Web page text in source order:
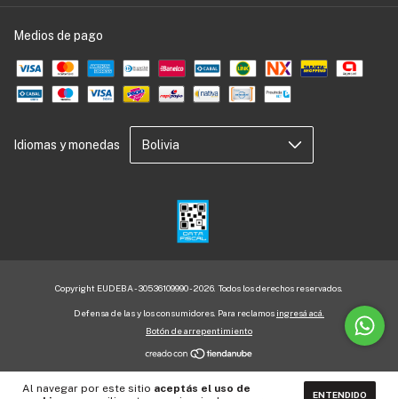
Al navegar por este sitio aceptás el uso de
ENTENDIDO
Medios de pago
Idiomas y monedas
Copyright EUDEBA - 30536109990 - 2026. Todos los derechos reservados.
Defensa de las y los consumidores. Para reclamos ingresá acá.
Botón de arrepentimiento